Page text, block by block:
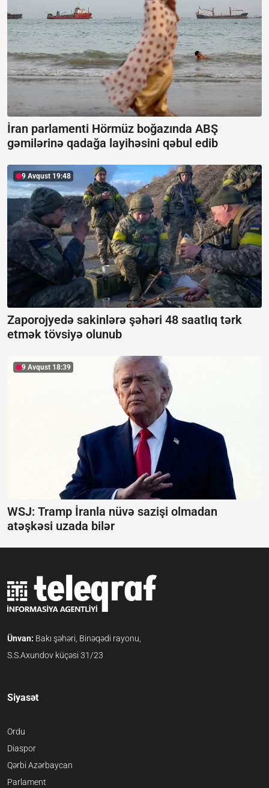
İran parlamenti Hörmüz boğazında ABŞ
gəmilərinə qadağa layihəsini qəbul edib
9 Avqust 19:48
Zaporojyedə sakinlərə şəhəri 48 saatlıq tərk
etmək tövsiyə olunub
9 Avqust 18:39
WSJ: Tramp İranla nüvə sazişi olmadan
atəşkəsi uzada bilər
Ünvan: Bakı şəhəri, Binəqədi rayonu,
S.S.Axundov küçəsi 31/23
Siyasət
Ordu
Diaspor
Qərbi Azərbaycan
Parlament